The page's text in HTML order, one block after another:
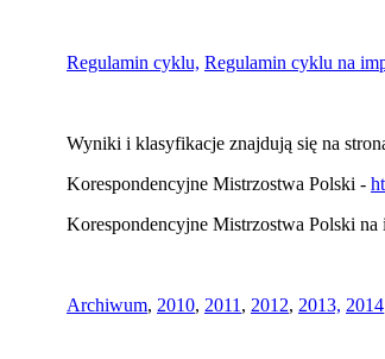
Regulamin cyklu, Regulamin cyklu na
Wyniki i klasyfikacje znajdują się na
Korespondencyjne Mistrzostwa Polski -
Korespondencyjne Mistrzostwa Polski na
Archiwum, 2010, 2011 , 2012, 2013, 2014